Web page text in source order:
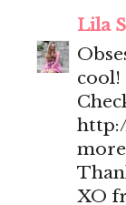
Lila
cool!
XO